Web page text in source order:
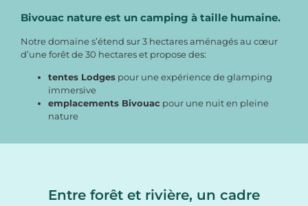
Bivouac nature est un camping à taille humaine.
Notre domaine s’étend sur 3 hectares aménagés au cœur
d’une forêt de 30 hectares et propose des:
tentes Lodges pour une expérience de glamping
immersive
emplacements Bivouac pour une nuit en pleine
nature
Entre forêt et rivière, un cadre